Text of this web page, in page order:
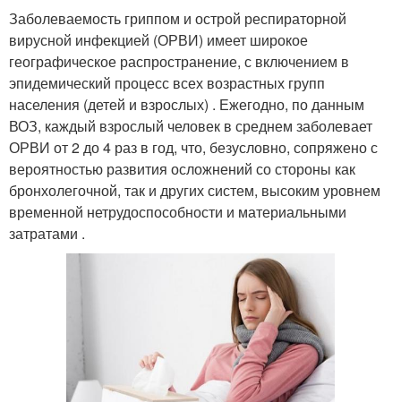
Заболеваемость гриппом и острой респираторной
вирусной инфекцией (ОРВИ) имеет широкое
географическое распространение, с включением в
эпидемический процесс всех возрастных групп
населения (детей и взрослых) . Ежегодно, по данным
ВОЗ, каждый взрослый человек в среднем заболевает
ОРВИ от 2 до 4 раз в год, что, безусловно, сопряжено с
вероятностью развития осложнений со стороны как
бронхолегочной, так и других систем, высоким уровнем
временной нетрудоспособности и материальными
затратами .